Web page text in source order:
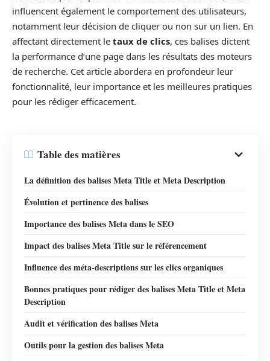
influencent également le comportement des utilisateurs,
notamment leur décision de cliquer ou non sur un lien. En
affectant directement le taux de clics, ces balises dictent
la performance d’une page dans les résultats des moteurs
de recherche. Cet article abordera en profondeur leur
fonctionnalité, leur importance et les meilleures pratiques
pour les rédiger efficacement.
Table des matières
La définition des balises Meta Title et Meta Description
Évolution et pertinence des balises
Importance des balises Meta dans le SEO
Impact des balises Meta Title sur le référencement
Influence des méta-descriptions sur les clics organiques
Bonnes pratiques pour rédiger des balises Meta Title et Meta
Description
Audit et vérification des balises Meta
Outils pour la gestion des balises Meta